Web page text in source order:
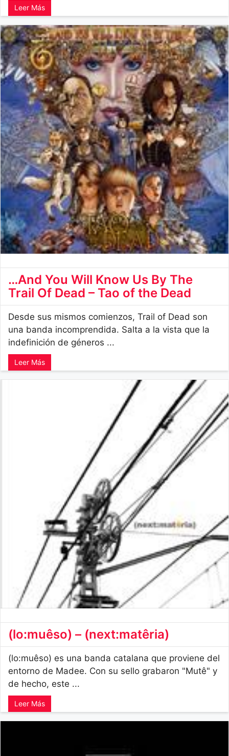
Leer Más
…And You Will Know Us By The
Trail Of Dead – Tao of the Dead
Desde sus mismos comienzos, Trail of Dead son
una banda incomprendida. Salta a la vista que la
indefinición de géneros ...
Leer Más
(lo:muêso) – (next:matêria)
(lo:muêso) es una banda catalana que proviene del
entorno de Madee. Con su sello grabaron "Mutê" y
de hecho, este ...
Leer Más